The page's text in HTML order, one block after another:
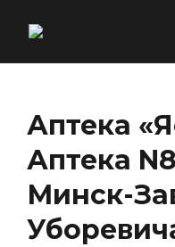
Аптека
Аптека
Минск-